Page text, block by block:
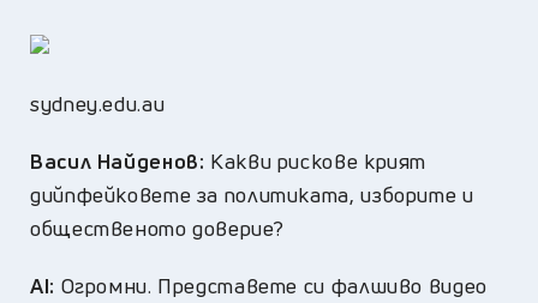
sydney.edu.au
Васил Найденов: Какви рискове крият
дийпфейковете за политиката, изборите и
общественото доверие?
AI: Огромни. Представете си фалшиво видео